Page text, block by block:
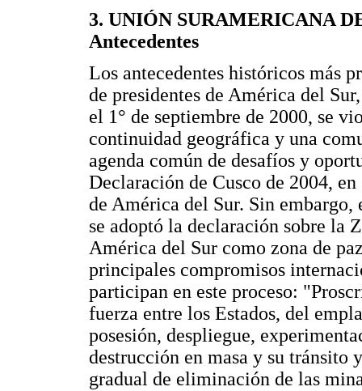
3. UNIÓN SURAMERICANA
Antecedentes
Los antecedentes históricos más
de presidentes de América del
el 1° de septiembre de 2000, se
continuidad geográfica y una
agenda común de desafíos y
Declaración de Cusco de 2004,
de América del Sur. Sin embargo,
se adoptó la declaración sobre la
América del Sur como zona de
principales compromisos
participan en este proceso:
fuerza entre los Estados, del
posesión, despliegue,
destrucción en masa y su tránsito
gradual de eliminación de las